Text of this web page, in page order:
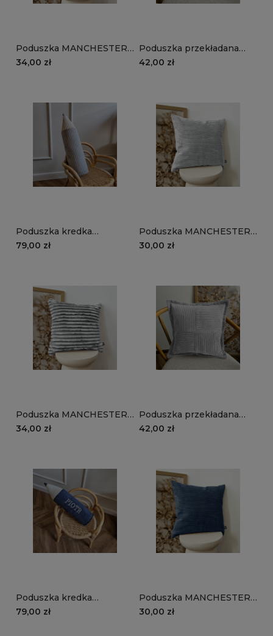
Poduszka MANCHESTER
TL100 | czarny
34,00 zł
Poduszka przekładana
MANCHESTER LN100 |
42,00 zł
Poduszka kredka
MANCHESTER LN86 |
79,00 zł
Poduszka MANCHESTER
LN86 | szary
30,00 zł
Poduszka MANCHESTER
TL86 | szary
34,00 zł
Poduszka przekładana
MANCHESTER LN86 |
42,00 zł
Poduszka kredka
MANCHESTER LN77 |
79,00 zł
Poduszka MANCHESTER
LN77 | granatowy
30,00 zł